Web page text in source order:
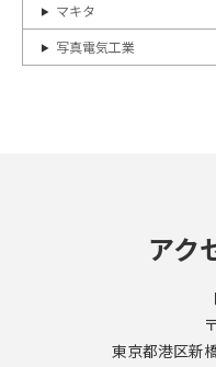
マキタ
写真電気工業
アク
東京都港区新